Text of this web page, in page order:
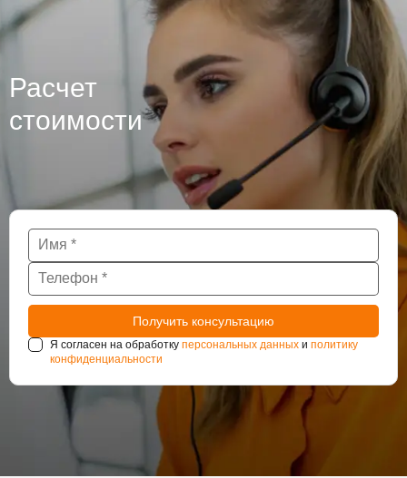
Расчет
стоимости
Я согласен на обработку персональных данных и политику
конфиденциальности